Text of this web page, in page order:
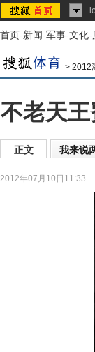
首页-新闻-军事-文化-
> 2012
不老天
正文 我来说
2012年07月10日11:33